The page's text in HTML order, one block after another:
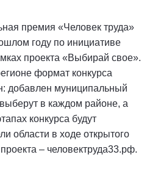
премия «Человек труда»
году по инициативе
проекта «Выбирай свое».
формат конкурса
добавлен муниципальный
в каждом районе, а
конкурса будут
области в ходе открытого
– человектруда33.рф.